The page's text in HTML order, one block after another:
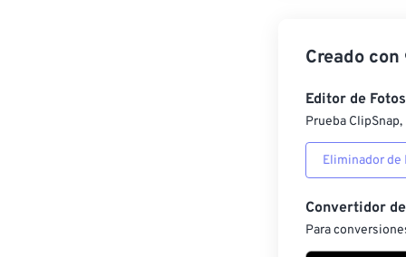
Creado con
Editor de
Prueba
Eliminador de
Convertidor
Para